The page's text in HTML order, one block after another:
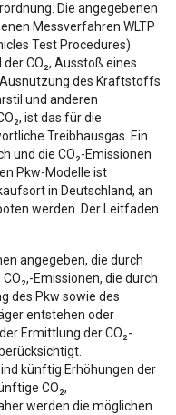
Die angegebenen
Messverfahren WLTP
Test Procedures)
CO₂, Ausstoß eines
des Kraftstoffs
und anderen
ist das für die
Treibhausgas. Ein
und die CO₂-Emissionen
Pkw-Modelle ist
in Deutschland, an
werden. Der Leitfaden
angegeben, die durch
Emissionen, die durch
des Pkw sowie des
entstehen oder
Ermittlung der CO₂-
künftig Erhöhungen der
CO₂,
werden die möglichen